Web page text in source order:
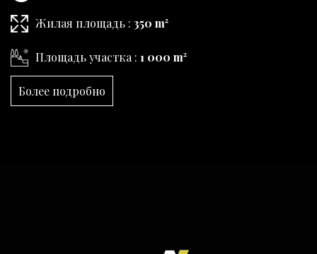
Жилая площадь : 350 m²
Площадь участка : 1 000 m²
Более подробно